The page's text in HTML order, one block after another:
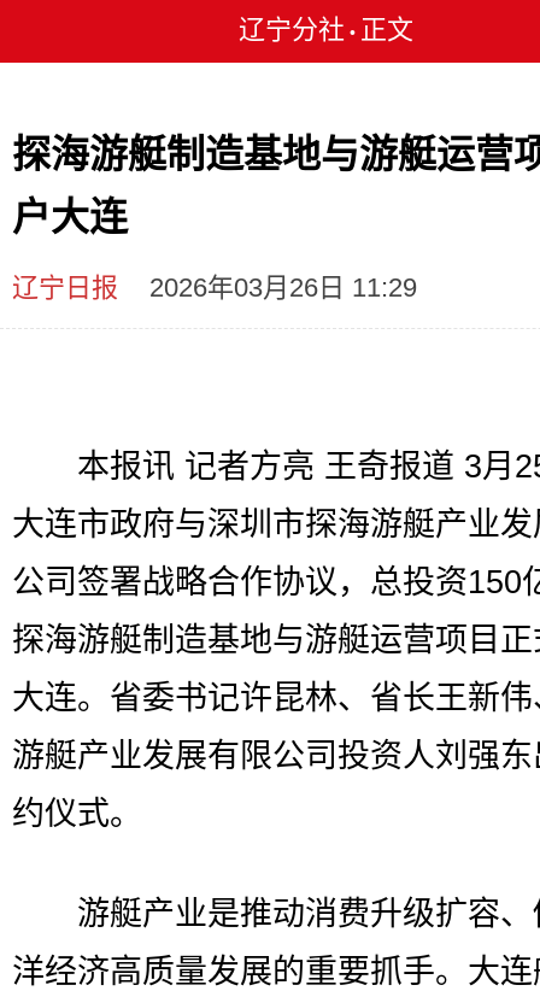
辽宁分社 • 正文
探海游艇制造基地与游艇运营
户大连
辽宁日报 2026年03月26日 11:29
本报讯 记者方亮 王奇报道 3月
大连市政府与深圳市探海游艇产业
公司签署战略合作协议，总投资150
探海游艇制造基地与游艇运营项目
大连。省委书记许昆林、省长王新
游艇产业发展有限公司投资人刘强
约仪式。
游艇产业是推动消费升级扩容、
洋经济高质量发展的重要抓手。大